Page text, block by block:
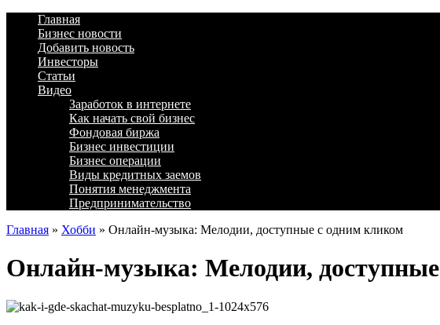
Главная
Бизнес новости
Добавить новость
Инвесторы
Статьи
Видео
Заработок в интернете
Как начать свой бизнес
Фондовая биржа
Бизнес инвестиции
Бизнес операции
Виды кредитных заемов
Понятия менеджмента
Предпринимательство
Главная » Хобби » Онлайн-музыка: Мелодии, доступные с одним кликом
Онлайн-музыка: Мелодии,